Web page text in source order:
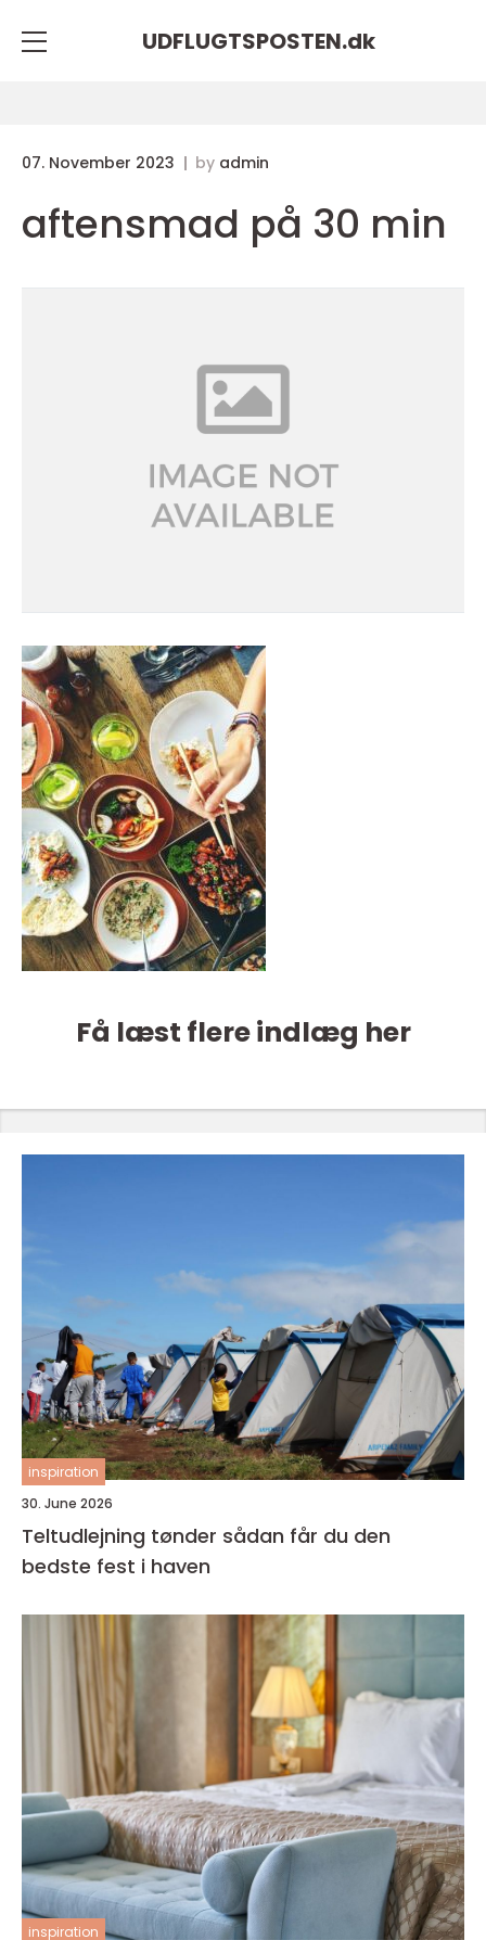
UDFLUGTSPOSTEN.dk
07. November 2023 by admin
aftensmad på 30 min
Få læst flere indlæg her
inspiration
30. June 2026
Teltudlejning tønder sådan får du den
bedste fest i haven
inspiration